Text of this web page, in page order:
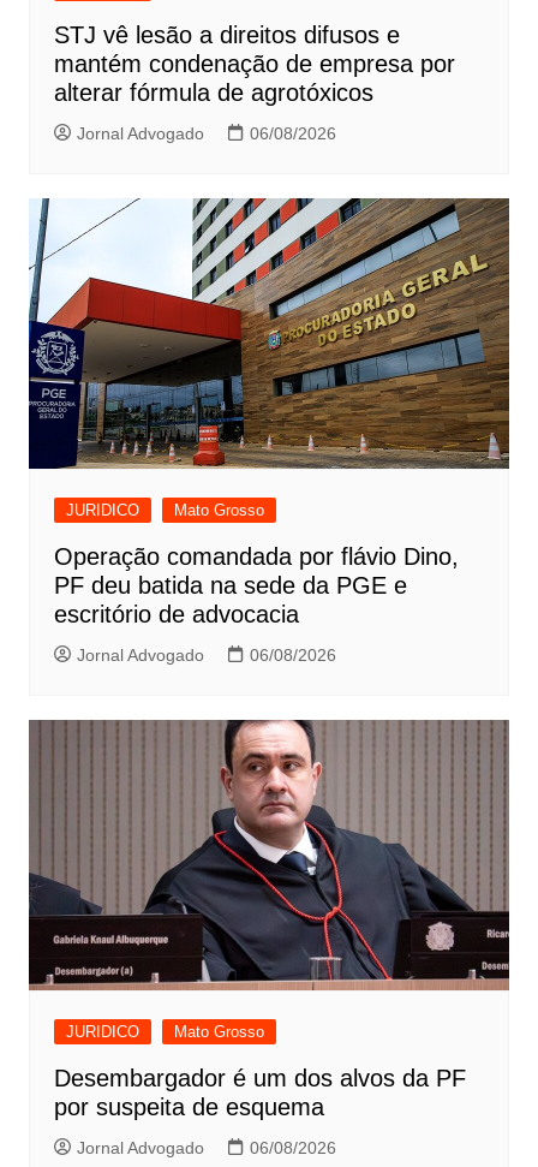
STJ vê lesão a direitos difusos e
mantém condenação de empresa por
alterar fórmula de agrotóxicos
Jornal Advogado 06/08/2026
JURIDICO Mato Grosso
Operação comandada por flávio Dino,
PF deu batida na sede da PGE e
escritório de advocacia
Jornal Advogado 06/08/2026
JURIDICO Mato Grosso
Desembargador é um dos alvos da PF
por suspeita de esquema
Jornal Advogado 06/08/2026